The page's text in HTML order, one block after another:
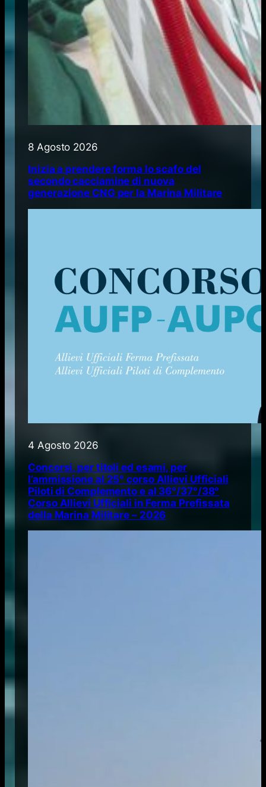
8 Agosto 2026
Inizia a prendere forma lo scafo del
secondo cacciamine di nuova
generazione CNG per la Marina Militare
4 Agosto 2026
Concorsi, per titoli ed esami, per
l’ammissione al 25° corso Allievi Ufficiali
Piloti di Complemento e al 36°/37°/38°
Corso Allievi Ufficiali in Ferma Prefissata
della Marina Militare – 2026